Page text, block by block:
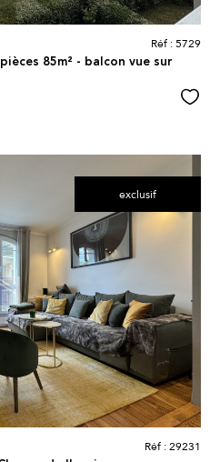
85m² - balcon vue sur
Réf : 5729
exclusif
le
Réf : 29231